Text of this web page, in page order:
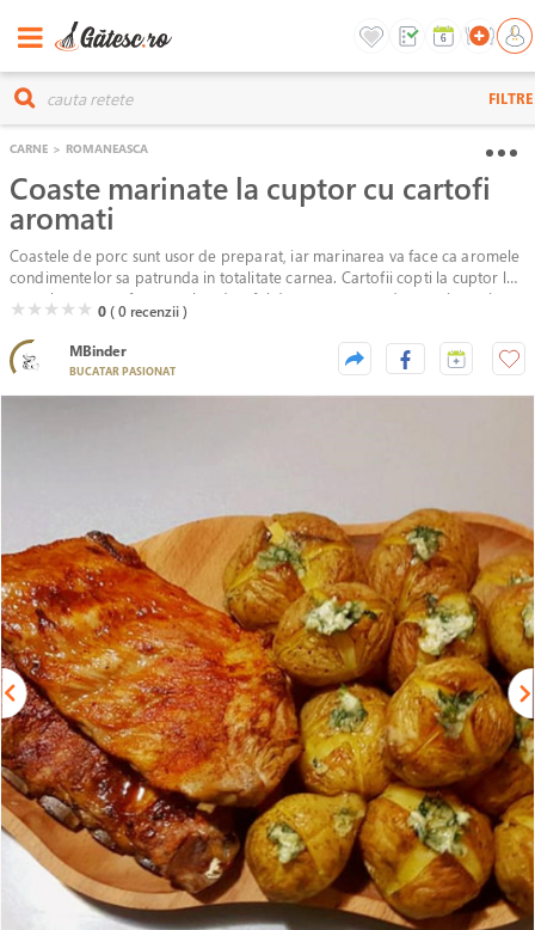
FILTRE
CARNE > ROMANEASCA
Coaste marinate la cuptor cu cartofi
aromati
Coastele de porc sunt usor de preparat, iar marinarea va face ca aromele
condimentelor sa patrunda in totalitate carnea. Cartofii copti la cuptor le
completeaza perfect, rezultand un fel de mancare cu adevarat intregit.
( )
★( )
★( )
★( )
★( )
★ 0( 0 recenzii )
MBinder
BUCATAR PASIONAT